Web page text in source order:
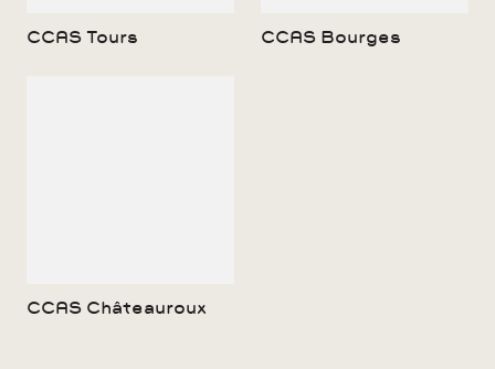
CCAS Tours CCAS Bourges
CCAS Châteauroux